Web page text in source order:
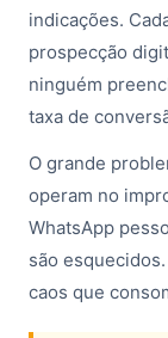
indicações.
prospecção
ninguém
taxa de
O grande
operam no
WhatsApp
são
caos que